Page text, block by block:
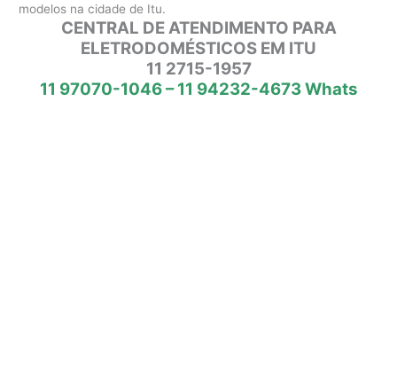
modelos na cidade de Itu.
CENTRAL DE ATENDIMENTO PARA
ELETRODOMÉSTICOS EM ITU
11 2715-1957
11 97070-1046 – 11 94232-4673 Whats